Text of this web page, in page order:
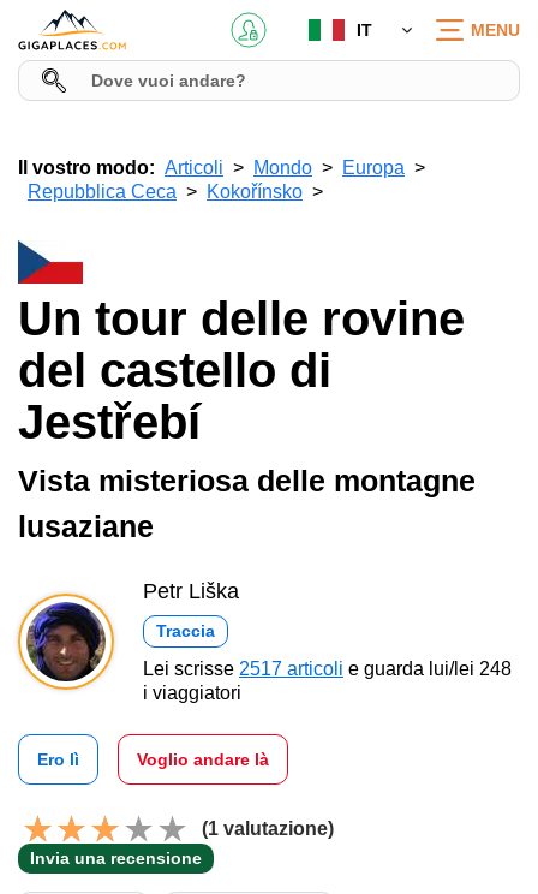
IT MENU
Il vostro modo: Articoli Mondo
Europa
Repubblica Ceca
Kokořínsko
Un tour delle rovine
del castello di
Jestřebí
Vista misteriosa delle montagne
lusaziane
Petr Liška
Traccia
Lei scrisse 2517 articoli e guarda lui/lei 248
i viaggiatori
Ero lì Voglio andare là
(1 valutazione)
Invia una recensione